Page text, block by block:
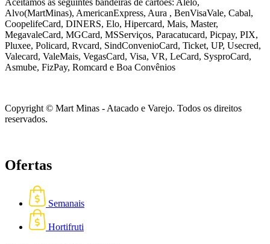
Aceitamos as seguintes bandeiras de cartões: Alelo,
Alvo(MartMinas), AmericanExpress, Aura , BenVisaVale, Cabal,
CoopelifeCard, DINERS, Elo, Hipercard, Mais, Master,
MegavaleCard, MGCard, MSServiços, Paracatucard, Picpay, PIX,
Pluxee, Policard, Rvcard, SindConvenioCard, Ticket, UP, Usecred,
Valecard, ValeMais, VegasCard, Visa, VR, LeCard, SysproCard,
Asmube, FizPay, Romcard e Boa Convênios
Copyright © Mart Minas - Atacado e Varejo. Todos os direitos
reservados.
Ofertas
Semanais
Hortifruti